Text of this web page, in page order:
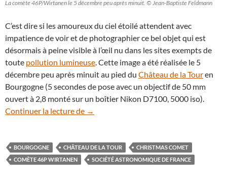
La comète 46P/Wirtanen le 5 décembre peu après minuit. © Jean-Baptiste Feldmann
C’est dire si les amoureux du ciel étoilé attendent avec
impatience de voir et de photographier ce bel objet qui est
désormais à peine visible à l’œil nu dans les sites exempts de
toute pollution lumineuse . Cette image a été réalisée le 5
décembre peu après minuit au pied du Château de la Touren
Bourgogne (5 secondes de pose avec un objectif de 50 mm
ouvert à 2,8 monté sur un boîtier Nikon D7100, 5000 iso).
Continuer la lecture de
La comète 46P/Wirtanen au-dessus du
→
BOURGOGNE CHÂTEAU DE LA TOUR
CHRISTMAS COMET
COMÈTE 46P WIRTANEN
SOCIÉTÉ ASTRONOMIQUE DE FRANCE